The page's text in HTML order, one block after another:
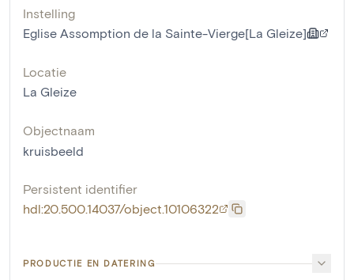
Instelling
Eglise Assomption de la Sainte-Vierge[La Gleize]
Locatie
La Gleize
Objectnaam
kruisbeeld
Persistent identifier
hdl:20.500.14037/object.10106322
PRODUCTIE EN DATERING